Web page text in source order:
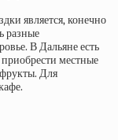
является, конечно
разные
В Дальяне есть
местные
Для